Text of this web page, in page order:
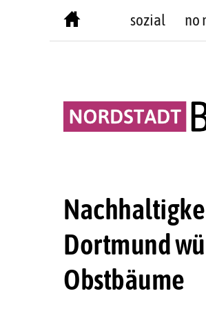
sozial no
Dortmund
Obstbäume